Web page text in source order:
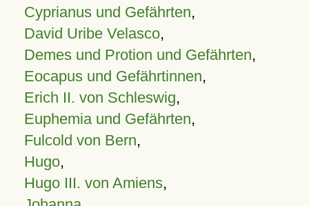
Cyprianus und Gefährten,
David Uribe Velasco,
Demes und Protion und Gefährten,
Eocapus und Gefährtinnen,
Erich II. von Schleswig,
Euphemia und Gefährten,
Fulcold von Bern,
Hugo,
Hugo III. von Amiens,